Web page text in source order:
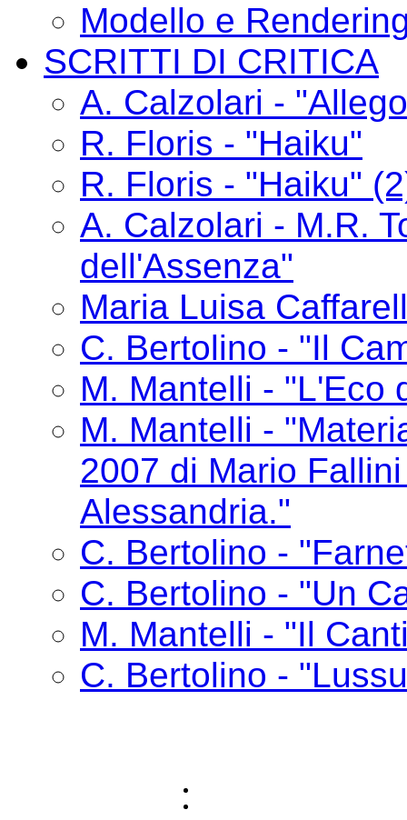
Modello e
SCRITTI DI CRITICA
A. Calzolari -
R. Floris - "Haiku"
R. Floris - "Haiku"
A. Calzolari - M.R.
dell'Assenza"
Maria Luisa
C. Bertolino - "Il
M. Mantelli - "L'Eco
M. Mantelli -
2007 di Mario
Alessandria."
C. Bertolino -
C. Bertolino - "Un
M. Mantelli - "Il
C. Bertolino -